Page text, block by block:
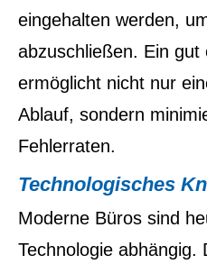
eingehalten werden,
abzuschließen. Ein gut
ermöglicht nicht nur
Ablauf, sondern
Fehlerraten.
Technologisches
Moderne Büros sind
Technologie abhängig.